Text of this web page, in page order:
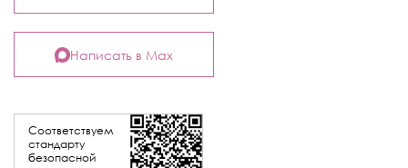
Соответствуем
стандарту
безопасной
Написать в Max